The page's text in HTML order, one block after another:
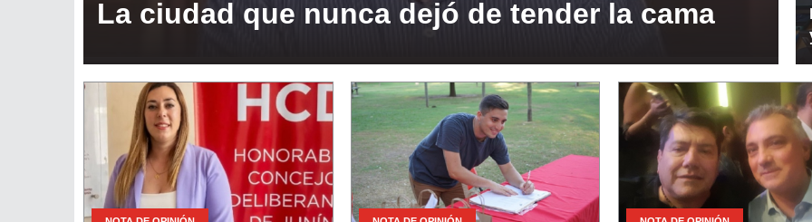
La ciudad que nunca dejó de tender la cama